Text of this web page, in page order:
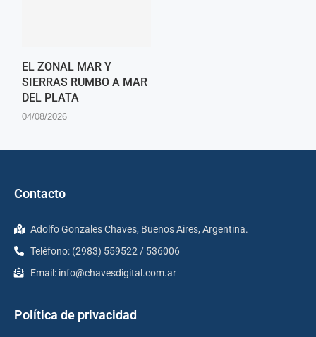
EL ZONAL MAR Y
SIERRAS RUMBO A MAR
DEL PLATA
04/08/2026
Contacto
Adolfo Gonzales Chaves, Buenos Aires, Argentina.
Teléfono: (2983) 559522 / 536006
Email: info@chavesdigital.com.ar
Política de privacidad